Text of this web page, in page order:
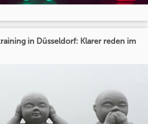
in Düsseldorf: Klarer reden im